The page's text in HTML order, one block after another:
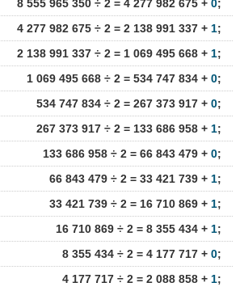
8 555 965 350 ÷ 2 = 4 277 982 675 + 0;
4 277 982 675 ÷ 2 = 2 138 991 337 + 1;
2 138 991 337 ÷ 2 = 1 069 495 668 + 1;
1 069 495 668 ÷ 2 = 534 747 834 + 0;
534 747 834 ÷ 2 = 267 373 917 + 0;
267 373 917 ÷ 2 = 133 686 958 + 1;
133 686 958 ÷ 2 = 66 843 479 + 0;
66 843 479 ÷ 2 = 33 421 739 + 1;
33 421 739 ÷ 2 = 16 710 869 + 1;
16 710 869 ÷ 2 = 8 355 434 + 1;
8 355 434 ÷ 2 = 4 177 717 + 0;
4 177 717 ÷ 2 = 2 088 858 + 1;